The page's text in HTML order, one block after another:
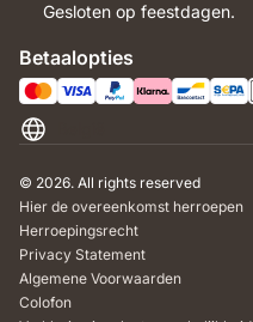
Gesloten op feestdagen.
Betaalopties
© 2026. All rights reserved
Hier de overeenkomst herroepen
Herroepingsrecht
Privacy Statement
Algemene Voorwaarden
Colofon